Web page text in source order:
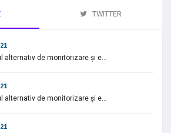
TWITTER
alternativ de monitorizare și e...
alternativ de monitorizare și e...